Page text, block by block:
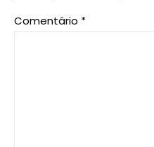
Comentário *